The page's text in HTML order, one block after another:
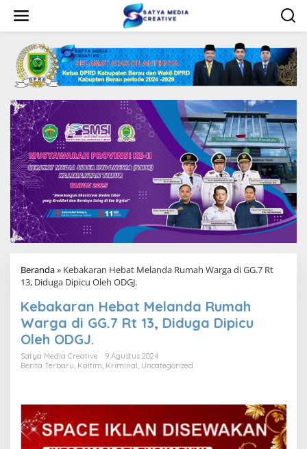
w
Beranda» Kebakaran Hebat Melanda Rumah Warga di GG.7 Rt
13, Diduga Dipicu Oleh ODGJ.
Kebakaran Hebat Melanda Rumah
Warga di GG.7 Rt 13, Diduga Dipicu
Oleh ODGJ.
Satya Media Creative
9 Agustus 2024
Berita Terbaru Kaltim Kriminal Uncategorized